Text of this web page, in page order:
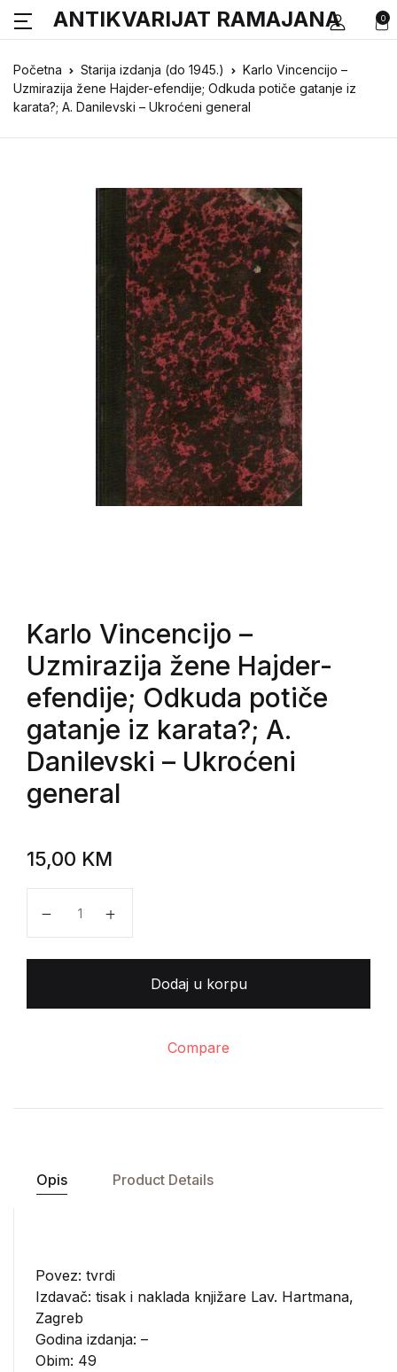
0
ANTIKVARIJAT RAMAJANA
Početna Starija izdanja (do 1945.)
Karlo Vincencijo –
Uzmirazija žene Hajder-efendije; Odkuda potiče gatanje iz
karata?; A. Danilevski – Ukroćeni general
Karlo Vincencijo –
Uzmirazija žene Hajder-
efendije; Odkuda potiče
gatanje iz karata?; A.
Danilevski – Ukroćeni
general
15,00 KM
Dodaj u korpu
Compare
Opis Product Details
Povez: tvrdi
Izdavač: tisak i naklada knjižare Lav. Hartmana,
Zagreb
Godina izdanja: –
Obim: 49